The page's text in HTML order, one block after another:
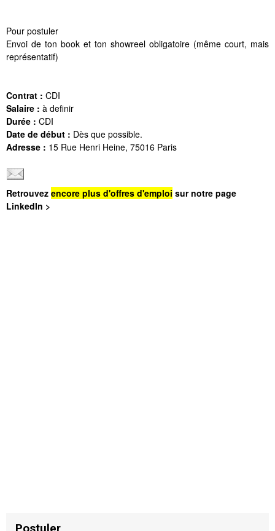
Pour postuler
Envoi de ton book et ton showreel obligatoire (même court, mais
représentatif)
Contrat : CDI
Salaire : à definir
Durée : CDI
Date de début : Dès que possible.
Adresse : 15 Rue Henri Heine, 75016 Paris
Retrouvez encore plus d'offres d'emploi sur notre page
LinkedIn >